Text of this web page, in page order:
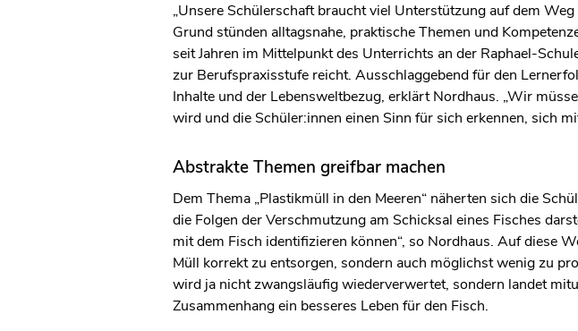
„Unsere Schülerschaft braucht viel Unterstützung auf dem
Grund stünden alltagsnahe, praktische Themen und
seit Jahren im Mittelpunkt des Unterrichts an der Raphael-
zur Berufspraxisstufe reicht. Ausschlaggebend für den
Inhalte und der Lebensweltbezug, erklärt Nordhaus. „Wir
wird und die Schüler:innen einen Sinn für sich erkennen, sich
Abstrakte Themen greifbar machen
Dem Thema „Plastikmüll in den Meeren“ näherten sich die
die Folgen der Verschmutzung am Schicksal eines Fisches
mit dem Fisch identifizieren können“, so Nordhaus. Auf diese
Müll korrekt zu entsorgen, sondern auch möglichst wenig zu
wird ja nicht zwangsläufig wiederverwertet, sondern landet
Zusammenhang ein besseres Leben für den Fisch.